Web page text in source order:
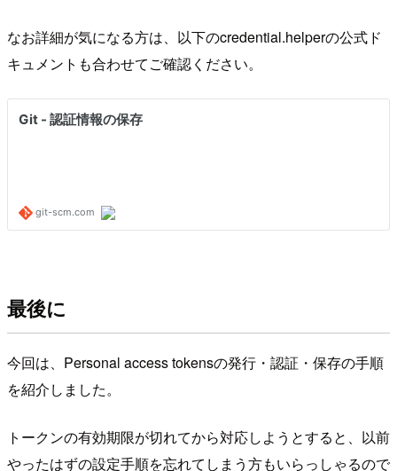
なお詳細が気になる方は、以下のcredential.helperの公式ド
キュメントも合わせてご確認ください。
最後に
今回は、Personal access tokensの発行・認証・保存の手順
を紹介しました。
トークンの有効期限が切れてから対応しようとすると、以前
やったはずの設定手順を忘れてしまう方もいらっしゃるので